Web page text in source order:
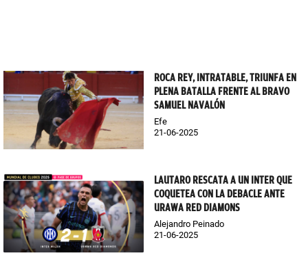
ROCA REY, INTRATABLE, TRIUNFA EN
PLENA BATALLA FRENTE AL BRAVO
SAMUEL NAVALÓN
Efe
21-06-2025
LAUTARO RESCATA A UN INTER QUE
COQUETEA CON LA DEBACLE ANTE
URAWA RED DIAMONS
Alejandro Peinado
21-06-2025